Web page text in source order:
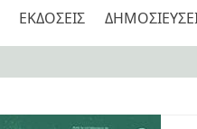
ΕΚΔΟΣΕΙΣ